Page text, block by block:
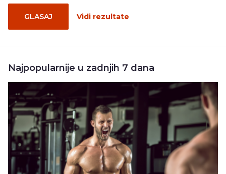
GLASAJ Vidi rezultate
Najpopularnije u zadnjih 7 dana